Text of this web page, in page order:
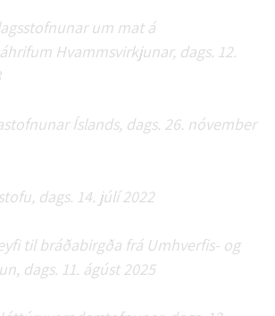
um mat á
Hvammsvirkjunar, dags. 12.
Íslands, dags. 26. nóvember
dags. 14. júlí 2022
til bráðabirgða frá Umhverfis- og
dags. 11. ágúst 2025